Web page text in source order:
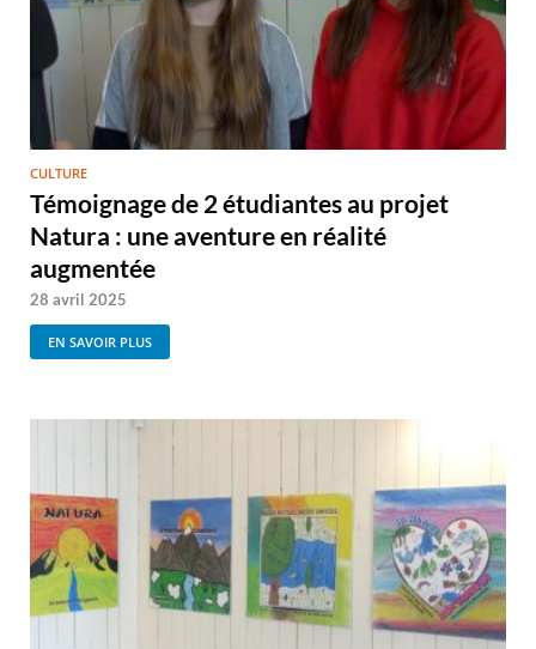
CULTURE
Témoignage de 2 étudiantes au projet
Natura : une aventure en réalité
augmentée
28 avril 2025
EN SAVOIR PLUS